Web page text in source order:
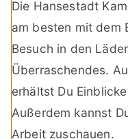
Die Hansestadt
am besten mit dem
Besuch in den
Überraschendes.
erhältst Du
Außerdem kannst
Arbeit zuschauen.